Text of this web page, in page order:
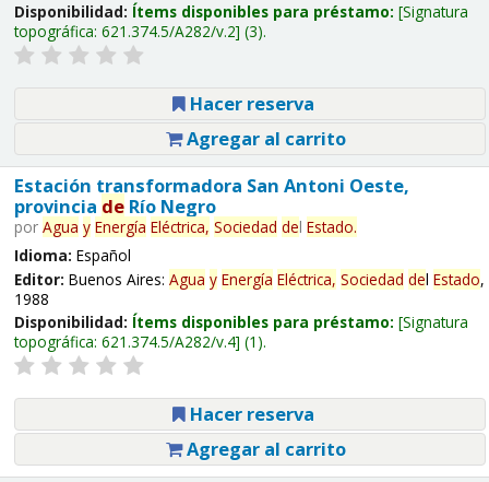
Disponibilidad: Ítems disponibles para préstamo: Signatura
topográfica: 621.374.5/A282/v.2 (3).
Hacer reserva
Agregar al carrito
Estación transformadora San Antoni Oeste,
provincia deRío Negro
por Agua y Energía Eléctrica, Sociedad del Estado.
Idioma: Español
Editor: Buenos Aires: Agua y Energía Eléctrica, Sociedad del Estado,
1988
Disponibilidad: Ítems disponibles para préstamo: Signatura
topográfica: 621.374.5/A282/v.4 (1).
Hacer reserva
Agregar al carrito